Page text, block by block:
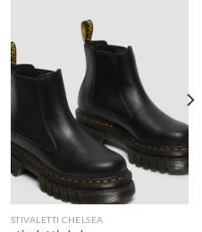
STIVALETTI CHELSEA